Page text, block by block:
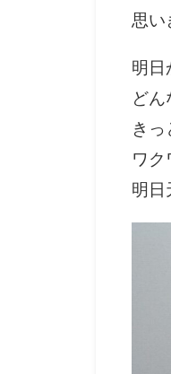
思い
明日
ど
き
ワク
明日